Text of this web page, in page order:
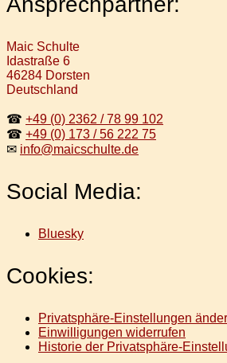
Maic Schulte
Idastraße 6
46284 Dorsten
Deutschland
☎ +49 (0) 2362 / 78 99 102
☎ +49 (0) 173 / 56 222 75
✉ info@maicschulte.de
Social Media:
Bluesky
Cookies:
Privatsphäre-Einstellungen
Einwilligungen widerrufen
Historie der Privatsphäre-